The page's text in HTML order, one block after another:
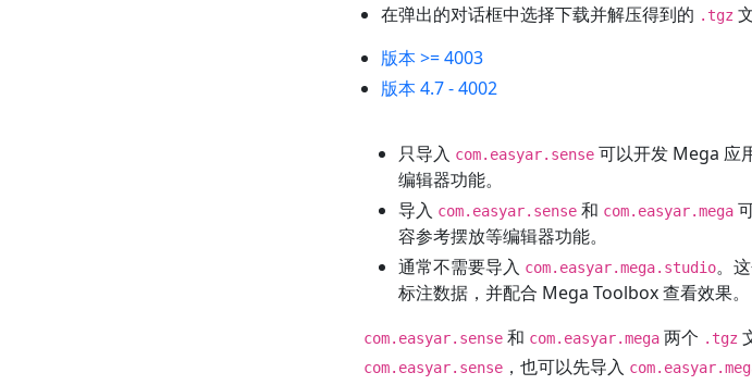
在弹出的对话框中选择下载并解压得到的 .tgz
版本 >= 4003
版本 4.7 - 4002
只导入 com.easyar.sense可以开发 Mega 应
编辑器功能。
导入 com.easyar.sense和 com.easyar.mega
容参考摆放等编辑器功能。
通常不需要导入 com.easyar.mega.studio。
标注数据，并配合 Mega Toolbox 查看效果。
com.easyar.sense和 com.easyar.mega两个 .tgz
com.easyar.sense，也可以先导入